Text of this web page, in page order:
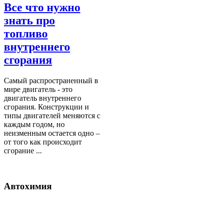
Все что нужно
знать про
топливо
внутреннего
сгорания
Самый распространенный в
мире двигатель - это
двигатель внутреннего
сгорания. Конструкции и
типы двигателей меняются с
каждым годом, но
неизменным остается одно –
от того как происходит
сгорание ...
Автохимия